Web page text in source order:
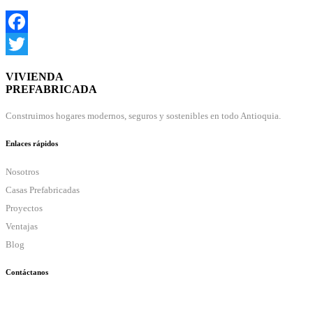
Facebook
VIVIENDA
PREFABRICADA
Construimos hogares modernos, seguros y sostenibles en todo Antioquia.
Enlaces rápidos
Nosotros
Casas Prefabricadas
Proyectos
Ventajas
Blog
Contáctanos